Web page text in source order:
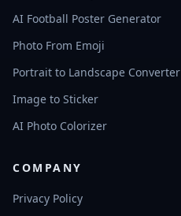
AI Football Poster Generator
Photo From Emoji
Portrait to Landscape Converter
Image to Sticker
AI Photo Colorizer
COMPANY
Privacy Policy